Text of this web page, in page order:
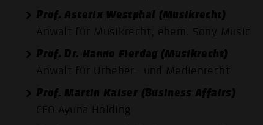
Prof. Asterix Westphal (Musikrecht)
Anwalt für Musikrecht, ehem. Sony Music
Prof. Dr. Hanno Fierdag (Musikrecht)
Anwalt für Urheber- und Medienrecht
Prof. Martin Kaiser (Business Affairs)
CEO Ayuna Holding